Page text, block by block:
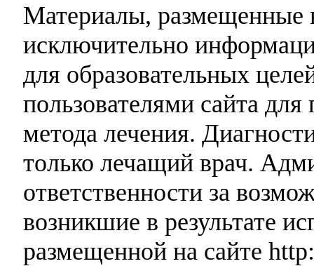
Материалы, размещенные
исключительно
для образовательных
пользователями сайта
метода лечения.
только лечащий врач.
ответственности за
возникшие в результате
размещенной на сайте